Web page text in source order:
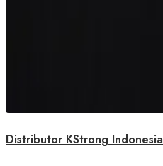
Distributor KStrong Indonesia